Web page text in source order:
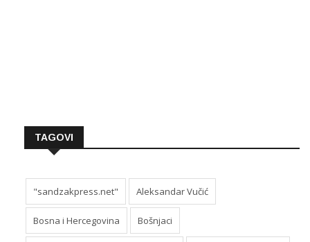
TAGOVI
"sandzakpress.net" Aleksandar Vučić
Bosna i Hercegovina Bošnjaci